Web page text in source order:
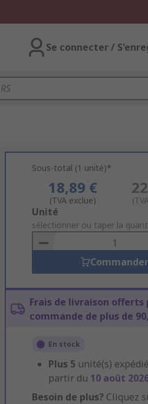
Se connecter /
Sous-total (1 unité)*
18,89 €
(TVA exclue)
Add
to
Basket
Unité
sélectionner ou taper la
Commander
Frais de livraison
commande de plus de
En stock
Plus 5 unité(s)
partir du 10 août
Besoin de plus? Cliquez